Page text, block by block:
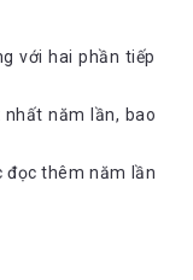
với hai phần tiếp
năm lần, bao
đọc thêm năm lần